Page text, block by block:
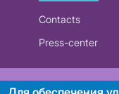
Contacts
Press-center
RUE "Beltelecom"